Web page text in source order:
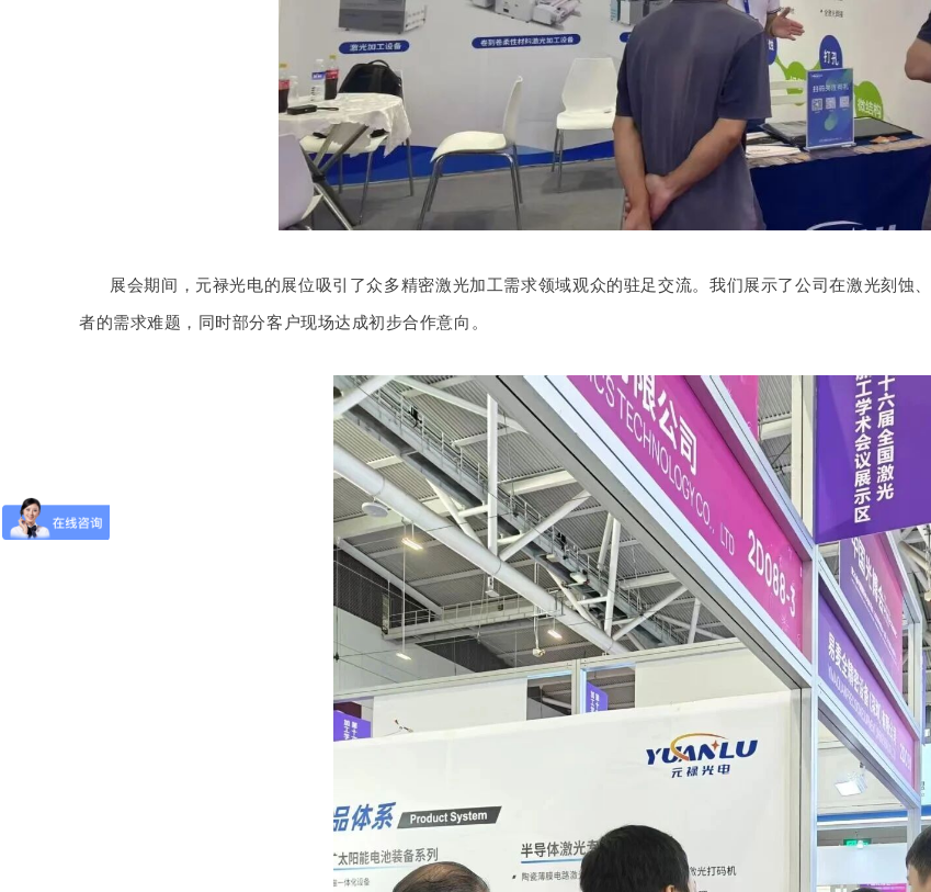
展会期间，元禄光电的展位吸引了众多精密激光加工需求领域观众的驻足交流。我们展示了公司在激光刻蚀
者的需求难题，同时部分客户现场达成初步合作意向。